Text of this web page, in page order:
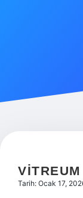
Tarih: Ocak 17,